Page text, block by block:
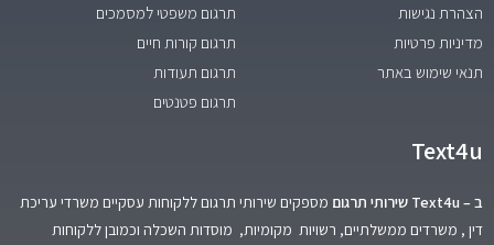
הצהרת נגישות
מדיניות פרטיות
תנאי שימוש באתר
תרגום משפטי למסמכים
תרגום קורות חיים
תרגום תעודות
תרגום פטנטים
Text4u
ב – Text4u שירותי תרגום
מספקים שירותי תרגום ללקוחות עסקיים משרדי עריכת
דין , משרדים ממשלתיים, רשויות מקומיות, מוסדות השכלה וכמובן ללקוחות